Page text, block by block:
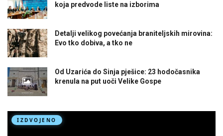
koja predvode liste na izborima
Detalji velikog povećanja braniteljskih mirovina:
Evo tko dobiva, a tko ne
Od Uzarića do Sinja pješice: 23 hodočasnika
krenula na put uoči Velike Gospe